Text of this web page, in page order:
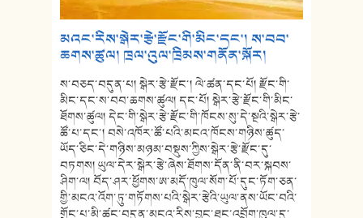
མའང་རིས་སྒེར་རྩེ་རྫོང་གི་མིང་དང་། ས་བབ་
ཆགས་ཚུལ། ཁྲལ་འུལ་ཁྲིམས་གནོན་སྐོར།
ས་བཅད་བདུན་པ། སྒེར་རྩེ་རྫོང་། ལེ་ཚན་དང་པོ། རྫོང་གི་
མིང་དང་ས་བབ་ཆགས་ཚུལ། དང་པོ། སྒེར་རྩེ་རྫོང་གི་མིང་
ཐོགས་ཚུལ། དེང་གི་སྒེར་རྩེ་རྫོང་གི་ཁོངས་སུ་དེ་སྔའི་སྒེར་རྩེ་
ཚོ་པ་དང་། བསེ་འཁོར་ཚོ་པའི་མངའ་ཁོངས་གཉིས་ཚུད་
ཡོད་ཅིང་དེ་གཉིས་མཉམ་བསྡུས་ཀྱིས་སྒེར་རྩེ་རྫོང་དུ་
བཏགས། ཡུལ་དེར་སྒེར་རྩེ་ཞེས་ཐོགས་དོན་ནི་བར་སྐབས་
ཤིག་ལ། བོད་ཤར་ཕྱོགས་ཨ་མདོ་ཁུལ་སོག་པོ་དུང་ཏོག་ཅན་
གྱི་མངའ་འོག་ཏུ་གཏོགས་པའི་སྒེར་རྩེའི་ཡུལ་ནས་ཡོང་བའི་
གྲོང་པ་མི་ཚང་བདུན་མངའ་རིས་བྱང་ཐང་འབྲོག་ཁུལ་དུ་